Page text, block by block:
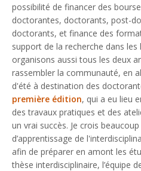
possibilité de financer des
doctorantes, doctorants, post-
doctorants, et finance des
support de la recherche dans les
organisons aussi tous les deux
rassembler la communauté, en
d'été à destination des
première édition, qui a eu lieu
des travaux pratiques et des
un vrai succès. Je crois
d’apprentissage de
afin de préparer en amont les
thèse interdisciplinaire, l’équipe